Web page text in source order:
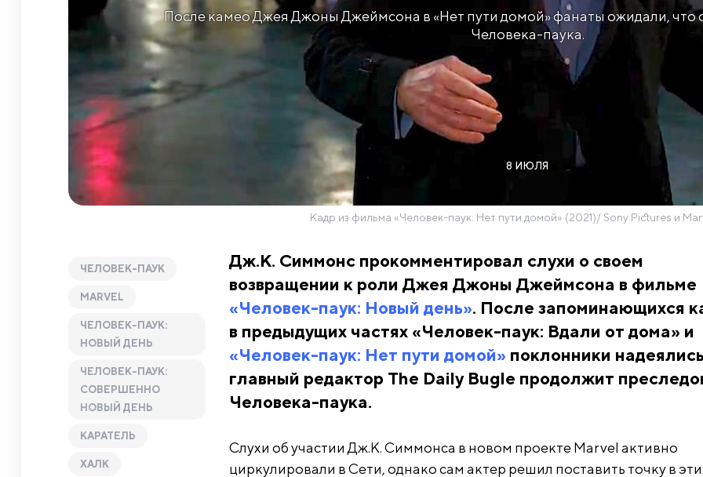
После камео Джея Джоны Джеймсона в «Нет пути домой» фанаты ожидали, что
Человека-паука.
8 ИЮЛЯ
Кадр из фильма «Человек-паук: Нет пути домой» (2021)/ Sony Pictures и
ЧЕЛОВЕК-ПАУК
MARVEL
ЧЕЛОВЕК-ПАУК:
НОВЫЙ ДЕНЬ
ЧЕЛОВЕК-ПАУК:
СОВЕРШЕННО
НОВЫЙ ДЕНЬ
КАРАТЕЛЬ
ХАЛК
Дж.К. Симмонс прокомментировал слухи о своем
возвращении к роли Джея Джоны Джеймсона в фильме
«Человек-паук: Новый день». После запоминающихся
в предыдущих частях «Человек-паук: Вдали от дома» и
«Человек-паук: Нет пути домой» поклонники
главный редактор The Daily Bugle продолжит
Человека-паука.
Слухи об участии Дж.К. Симмонса в новом проекте Marvel активно
циркулировали в Сети, однако сам актер решил поставить точку в